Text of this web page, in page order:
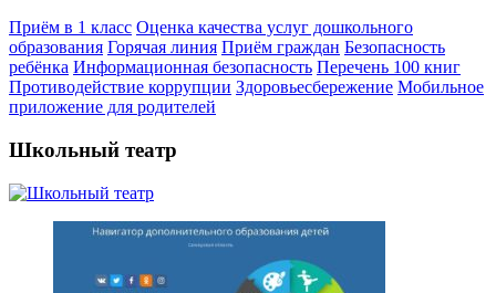
Приём в 1 класс Оценка качества услуг дошкольного
образования Горячая линия Приём граждан Безопасность
ребёнка Информационная безопасность Перечень 100 книг
Противодействие коррупции Здоровьесбережение Мобильное
приложение для родителей
Школьный театр